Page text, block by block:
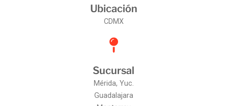
Ubicación
CDMX
Sucursal
Mérida, Yuc.
Guadalajara